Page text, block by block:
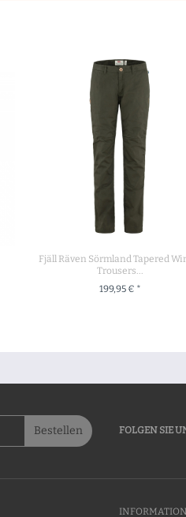
Fjäll Räven Sörmland Tapered
Trousers...
199,95 € *
Bestellen FOLGEN SIE